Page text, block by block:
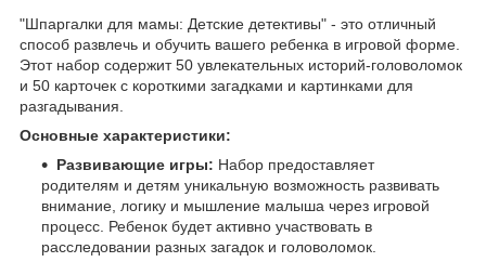
"Шпаргалки для мамы: Детские детективы" - это отличный
способ развлечь и обучить вашего ребенка в игровой форме.
Этот набор содержит 50 увлекательных историй-головоломок
и 50 карточек с короткими загадками и картинками для
разгадывания.
Основные характеристики:
Развивающие игры: Набор предоставляет
родителям и детям уникальную возможность развивать
внимание, логику и мышление малыша через игровой
процесс. Ребенок будет активно участвовать в
расследовании разных загадок и головоломок.